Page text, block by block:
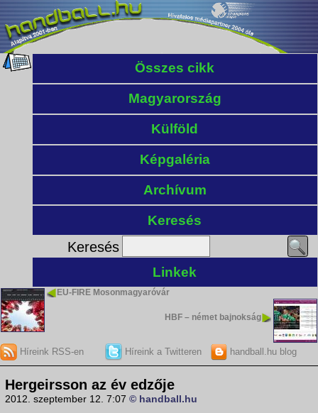
Összes cikk
Magyarország
Külföld
Képgaléria
Archívum
Keresés
Keresés
Linkek
EU-FIRE Mosonmagyaróvár
HBF – német bajnokság
Híreink RSS-en Híreink a Twitteren handball.hu blog
Hergeirsson az év edzője
2012. szeptember 12. 7:07 © handball.hu